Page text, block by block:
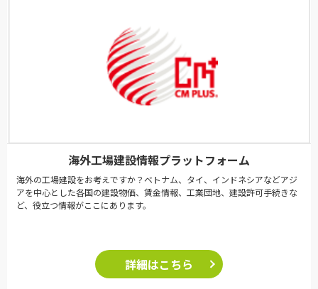
海外工場建設情報プラットフォーム
海外の工場建設をお考えですか？ベトナム、タイ、インドネシアなどアジ
アを中心とした各国の建設物価、賃金情報、工業団地、建設許可手続きな
ど、役立つ情報がここにあります。
詳細はこちら